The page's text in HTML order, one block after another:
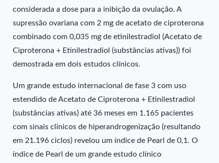
considerada a dose para a inibição da ovulação. A
supressão ovariana com 2 mg de acetato de ciproterona
combinado com 0,035 mg de etinilestradiol (Acetato de
Ciproterona + Etinilestradiol (substâncias ativas)) foi
demostrada em dois estudos clínicos.
Um grande estudo internacional de fase 3 com uso
estendido de Acetato de Ciproterona + Etinilestradiol
(substâncias ativas) até 36 meses em 1.165 pacientes
com sinais clínicos de hiperandrogenização (resultando
em 21.196 ciclos) revelou um índice de Pearl de 0,1. O
índice de Pearl de um grande estudo clínico